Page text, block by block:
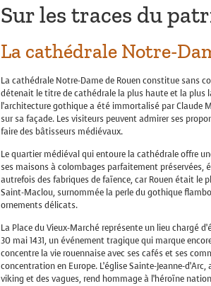
Sur les traces du
La cathédrale Notre-
La cathédrale Notre-Dame de Rouen constitue sans
détenait le titre de cathédrale la plus haute et la plus
l’architecture gothique a été immortalisé par Claude
sur sa façade. Les visiteurs peuvent admirer ses
faire des bâtisseurs médiévaux.
Le quartier médiéval qui entoure la cathédrale offre
ses maisons à colombages parfaitement préservées,
autrefois des fabriques de faïence, car Rouen était le
Saint-Maclou, surnommée la perle du gothique
ornements délicats.
La Place du Vieux-Marché représente un lieu chargé
30 mai 1431, un événement tragique qui marque
concentre la vie rouennaise avec ses cafés et ses
concentration en Europe. L’église Sainte-Jeanne-
viking et des vagues, rend hommage à l’héroïne